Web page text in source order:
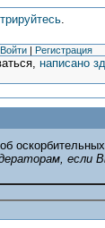
.
Войти | Регистрация
написано
если